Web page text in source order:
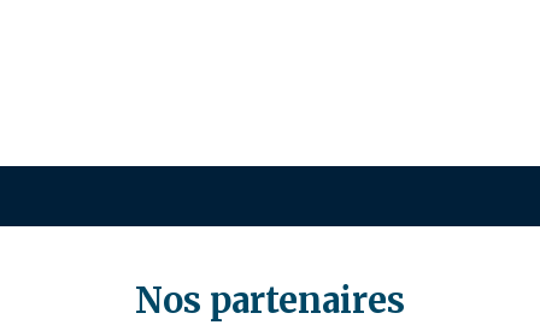
Nos partenaires